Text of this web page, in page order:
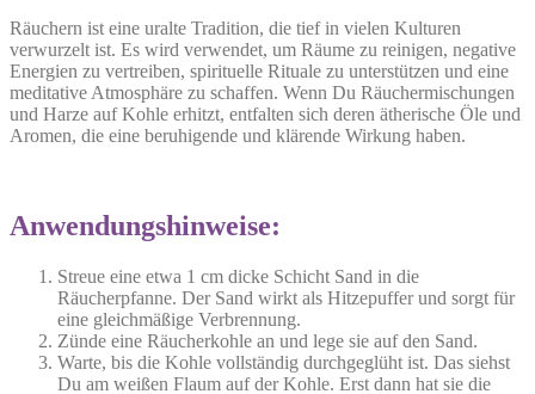
Räuchern ist eine uralte Tradition, die tief in vielen Kulturen
verwurzelt ist. Es wird verwendet, um Räume zu reinigen, negative
Energien zu vertreiben, spirituelle Rituale zu unterstützen und eine
meditative Atmosphäre zu schaffen. Wenn Du Räuchermischungen
und Harze auf Kohle erhitzt, entfalten sich deren ätherische Öle und
Aromen, die eine beruhigende und klärende Wirkung haben.
Anwendungshinweise:
Streue eine etwa 1 cm dicke Schicht Sand in die
Räucherpfanne. Der Sand wirkt als Hitzepuffer und sorgt für
eine gleichmäßige Verbrennung.
Zünde eine Räucherkohle an und lege sie auf den Sand.
Warte, bis die Kohle vollständig durchgeglüht ist. Das siehst
Du am weißen Flaum auf der Kohle. Erst dann hat sie die